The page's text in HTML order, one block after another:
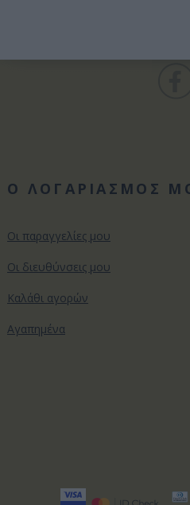
Ο ΛΟΓΑΡΙΑΣΜΟΣ
Οι παραγγελίες μου
Οι διευθύνσεις μου
Καλάθι αγορών
Αγαπημένα